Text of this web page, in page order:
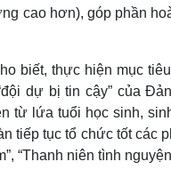
cao hơn), góp phần
biết, thực hiện mục
dự bị tin cậy” của
từ lứa tuổi học sinh,
tiếp tục tổ chức tốt các
niên tình